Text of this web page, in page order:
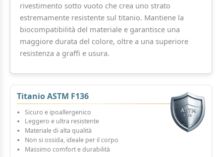
rivestimento sotto vuoto che crea uno strato
estremamente resistente sul titanio. Mantiene la
biocompatibilità del materiale e garantisce una
maggiore durata del colore, oltre a una superiore
resistenza a graffi e usura.
Titanio ASTM F136
Sicuro e ipoallergenico
Leggero e ultra resistente
Materiale di alta qualità
Non si ossida, ideale per il corpo
Massimo comfort e durabilità